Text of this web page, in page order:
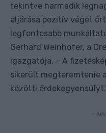
tekintve harmadik
eljárása pozitív véget
legfontosabb
Gerhard Weinhofer, a
igazgatója. – A
sikerült megteremtenie
közötti
-